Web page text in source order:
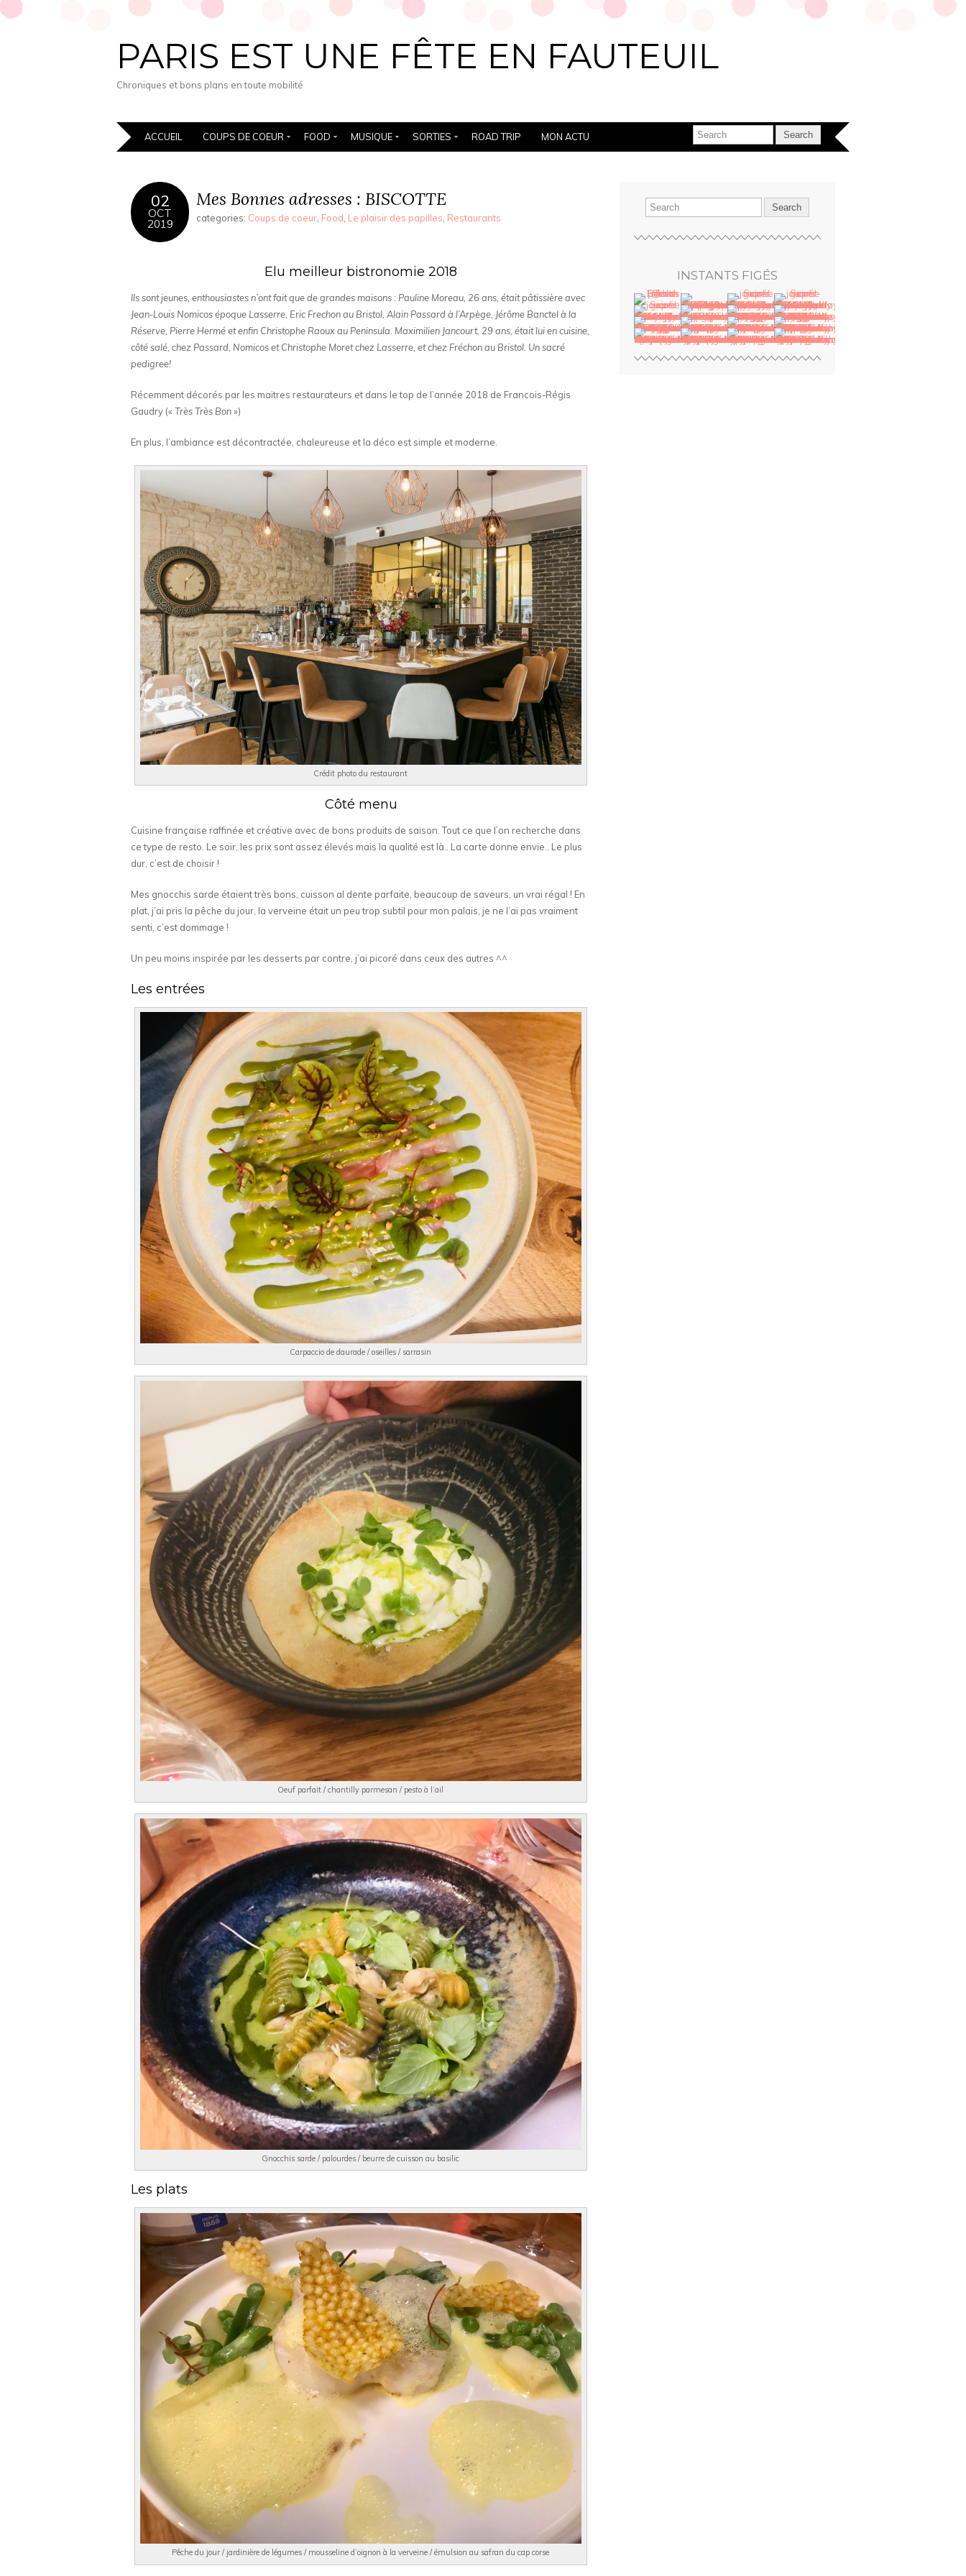
PARIS EST UNE FÊTE EN FAUTEUIL
Chroniques et bons plans en toute mobilité
ACCUEIL COUPS DE COEUR FOOD MUSIQUE SORTIES ROAD TRIP MON ACTU
02
OCT
2019
Mes Bonnes adresses : BISCOTTE
categories: Coups de coeur Food Le plaisir des papilles Restaurants
Elu meilleur bistronomie 2018
Ils sont jeunes, enthousiastes n’ont fait que de grandes maisons : Pauline Moreau, 26 ans, était pâtissière avec
Jean-Louis Nomicos époque Lasserre, Eric Frechon au Bristol, Alain Passard à l’Arpège, Jérôme Banctel à la
Réserve, Pierre Hermé et enfin Christophe Raoux au Peninsula. Maximilien Jancourt, 29 ans, était lui en cuisine,
côté salé, chez Passard, Nomicos et Christophe Moret chez Lasserre, et chez Fréchon au Bristol. Un sacré
pedigree!
Récemment décorés par les maitres restaurateurs et dans le top de l’année 2018 de Francois-Régis
Gaudry (« Très Très Bon »)
En plus, l’ambiance est décontractée, chaleureuse et la déco est simple et moderne.
Crédit photo du restaurant
Côté menu
Cuisine française raffinée et créative avec de bons produits de saison. Tout ce que l’on recherche dans
ce type de resto. Le soir, les prix sont assez élevés mais la qualité est là.. La carte donne envie.. Le plus
dur, c’est de choisir !
Mes gnocchis sarde étaient très bons, cuisson al dente parfaite, beaucoup de saveurs, un vrai régal ! En
plat, j’ai pris la pêche du jour, la verveine était un peu trop subtil pour mon palais, je ne l’ai pas vraiment
senti, c’est dommage !
Un peu moins inspirée par les desserts par contre, j’ai picoré dans ceux des autres ^^
Les entrées
Carpaccio de daurade / oseilles / sarrasin
Oeuf parfait / chantilly parmesan / pesto à l’ail
Gnocchis sarde / palourdes / beurre de cuisson au basilic
Les plats
Pêche du jour / jardinière de légumes / mousseline d’oignon à la verveine / émulsion au safran du cap corse
INSTANTS FIGÉS